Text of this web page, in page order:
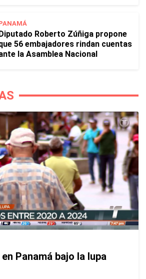
Roberto Zúñiga propone
56 embajadores rindan cuentas
la Asamblea Nacional
Panamá bajo la lupa